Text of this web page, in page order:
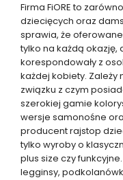
Firma FiORE to
dziecięcych oraz
sprawia, że
tylko na każdą okazję,
korespondowały z
każdej kobiety. Zależy
związku z czym
szerokiej gamie
wersje samonośne
producent rajstop
tylko wyroby o
plus size czy
legginsy,